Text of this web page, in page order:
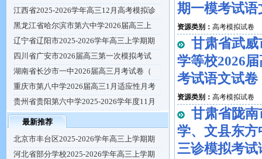
江西省2025-2026学年高三12月高考模拟诊
黑龙江省哈尔滨市第六中学2026届高三上
辽宁省辽阳市2025-2026学年高三上学期期
四川省广安市2026届高三第一次模拟考试
湖南省长沙市一中2026届高三月考试卷（
重庆市第八中学2026届高三1月适应性月考
贵州省贵阳第六中学2025-2026学年度11月
最新推荐
北京市丰台区2025-2026学年高三上学期期
河北省部分学校2025-2026学年高三上学期
期一模考试
资源类别： 高考模拟试卷
甘肃省武
学等校2026
考试语文试
资源类别： 高考模拟试卷
甘肃省陇
学、文县东方
三诊模拟考